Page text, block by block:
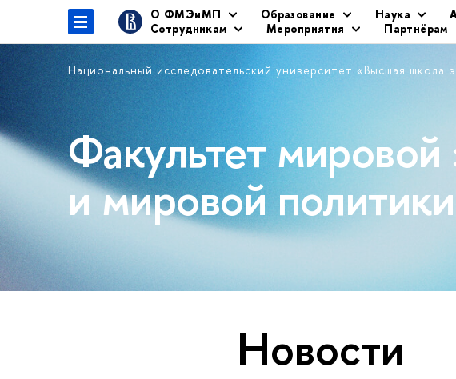
О ФМЭиМП Образование Наука
Сотрудникам
Мероприятия Партнёрам
Национальный исследовательский университет «Высшая школа
Факультет
и мировой политики
Новости